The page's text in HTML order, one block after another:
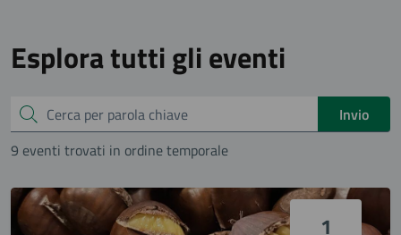
Esplora tutti gli eventi
Cerca
Invio
9 eventi trovati in ordine temporale
1